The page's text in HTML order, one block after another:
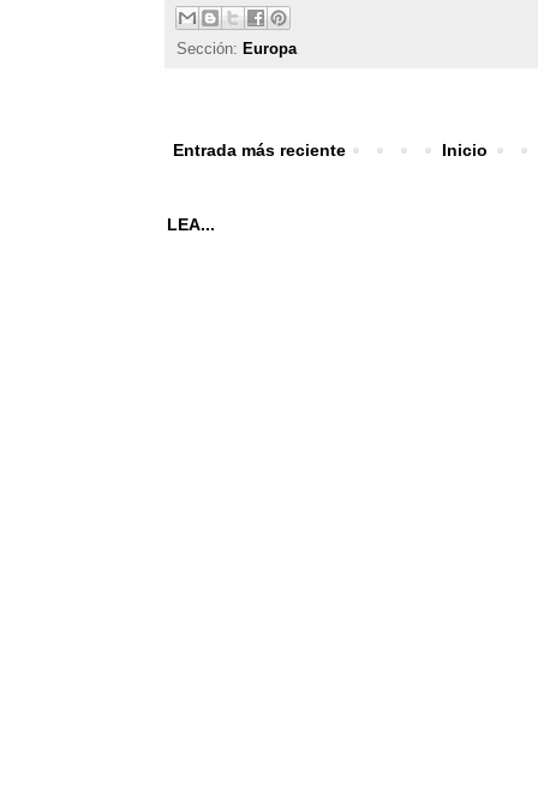
Sección: Europa
Entrada más reciente Inicio
LEA...